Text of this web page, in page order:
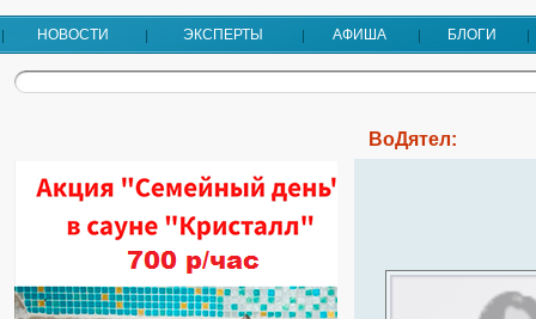
НОВОСТИ ЭКСПЕРТЫ АФИША БЛОГИ
ВоДятел: